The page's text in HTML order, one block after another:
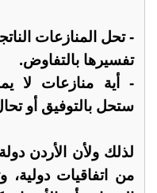
- تحل المنازعات
تفسيرها بالتفاوض.
- أية منازعات لا
ستحل بالتوفيق أو
لذلك ولأن الأردن
من اتفاقيات دولية،